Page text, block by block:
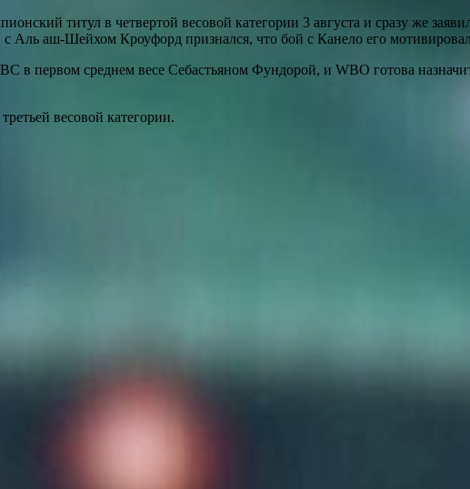
титул в четвертой весовой категории 3 августа и сразу же
с Аль аш-Шейхом Кроуфорд признался, что бой с Канело его
первом среднем весе Себастьяном Фундорой, и WBO готова
весовой категории.